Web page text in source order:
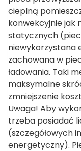
cieplną
konwekcyjnie jak
statycznych (piec
niewykorzystana
zachowana w
ładowania. Taki
maksymalne
zmniejszenie
Uwaga! Aby
trzeba posiadać
(szczegółowych
energetyczny).